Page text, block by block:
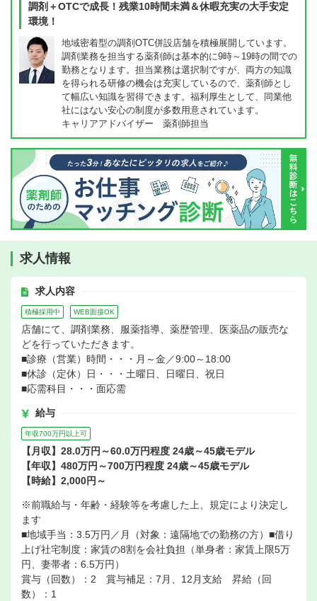
調剤＋OTCで成長！残業10時間未満＆休暇充実の大手安定
環境！
地域密着型の調剤OTC併設店舗を積極展開しています。
調剤業務を担当する薬剤師は基本的に9時～19時の間での
勤務となります。担当業務は選択制ですが、両方の知識
を得られる研修の機会は充実しているので、薬剤師とし
て幅広い知識を習得できます。福利厚生として、同業他
社にはない安心の制度が多数用意されています。
キャリアアドバイザー 薬剤師担当
求人情報
求人内容
積極採用中 WEB面接OK
店舗にて、調剤業務、服薬指導、薬歴管理、医薬品の販売な
どを行っていただきます。
■診療（営業）時間・・・月～金／9:00～18:00
■休診（定休）日・・・土曜日、日曜日、祝日
■応需科目・・・面応需
給与
年収700万円以上可
【月収】28.0万円～60.0万円程度 24歳～45歳モデル
【年収】480万円～700万円程度 24歳～45歳モデル
【時給】2,000円～
※前職給与・年齢・経験等を考慮した上、規定により決定し
ます
■地域手当：3.5万円／月（対象：遠隔地での勤務の方）■借り
上げ社宅制度：家賃の8割を会社負担（単身者：家賃上限5万
円、妻帯者：6.5万円）
賞与（回数）：2 賞与補足：7月、12月支給 昇給（回
数）：1